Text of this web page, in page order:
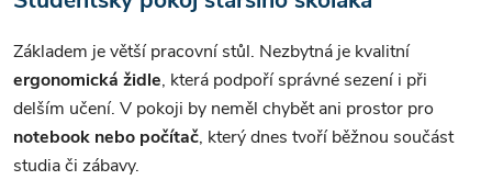
Základem je větší pracovní stůl. Nezbytná je kvalitní
ergonomická židle, která podpoří správné sezení i při
delším učení. V pokoji by neměl chybět ani prostor pro
notebook nebo počítač, který dnes tvoří běžnou součást
studia či zábavy.